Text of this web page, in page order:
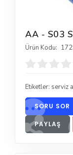
AA - S03
Ürün Kodu:
Etiketler: serviz
SORU SOR
PAYLAŞ